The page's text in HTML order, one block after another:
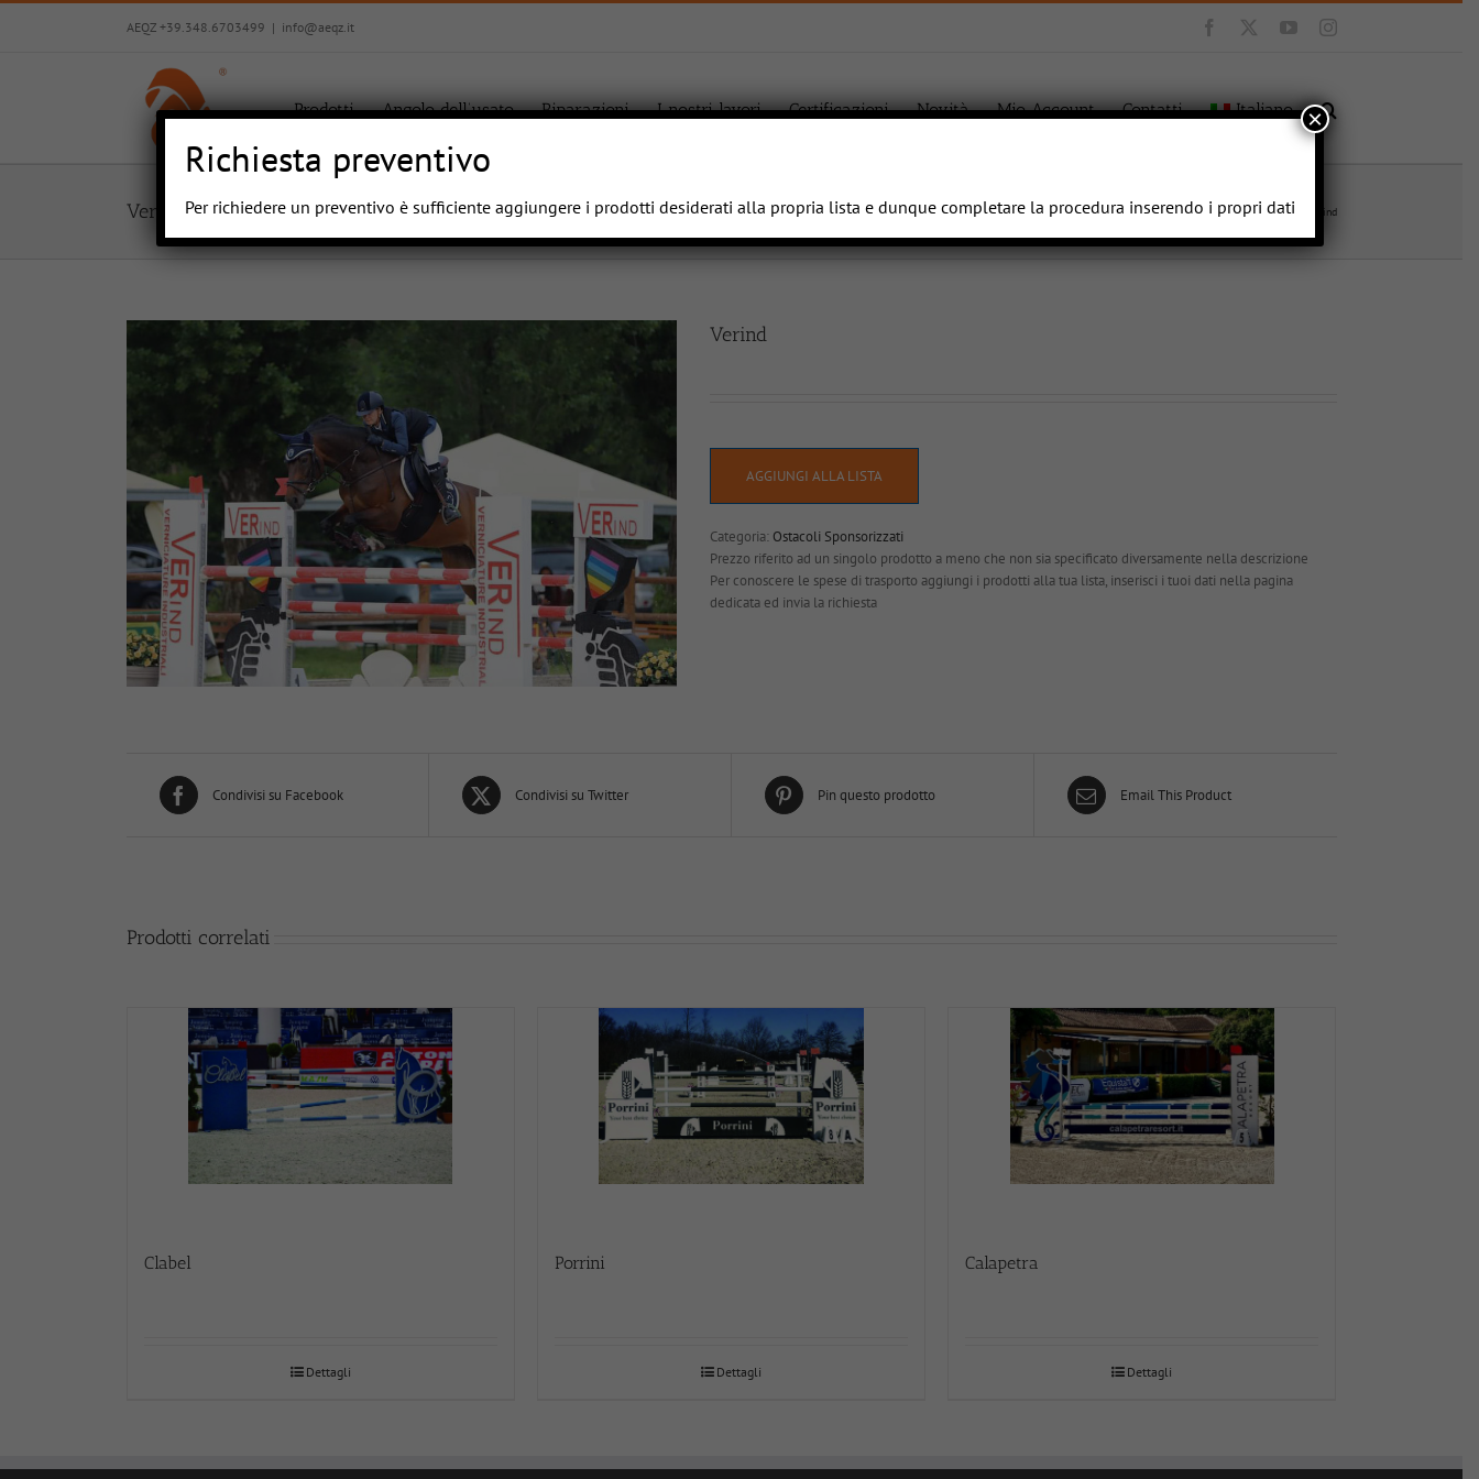
Salta
AEQZ +39.348.6703499 | info@aeqz.it Facebook YouTubeInstagram
Prodotti Angolo dell’usato Riparazioni I nostri lavori Certificazioni Novità Mio Account Contatti Italiano
Verind Home Ostacoli Sponsorizzati Verind
Verind
AGGIUNGI ALLA LISTA
Categoria: Ostacoli Sponsorizzati
Prezzo riferito ad un singolo prodotto a meno che non sia specificato diversamente nella descrizione
Per conoscere le spese di trasporto aggiungi i prodotti alla tua lista, inserisci i tuoi dati nella pagina
dedicata ed invia la richiesta
Condivisi su Facebook Condivisi su Twitter Pin questo prodotto Email This Product
Prodotti correlati
Clabel
Dettagli
Porrini
Dettagli
Calapetra
Dettagli
Richiesta preventivo
Per richiedere un preventivo è sufficiente aggiungere i prodotti desiderati alla propria lista e dunque completare la procedura inserendo i propri dati
×